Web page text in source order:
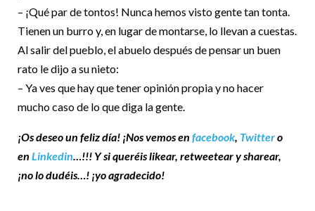
– ¡Qué par de tontos! Nunca hemos visto gente tan tonta.
Tienen un burro y, en lugar de montarse, lo llevan a cuestas.
Al salir del pueblo, el abuelo después de pensar un buen
rato le dijo a su nieto:
– Ya ves que hay que tener opinión propia y no hacer
mucho caso de lo que diga la gente.
¡Os deseo un feliz día! ¡Nos vemos en facebook, Twittero
en Linkedin…!!! Y si queréis likear, retweetear y sharear,
¡no lo dudéis…! ¡yo agradecido!